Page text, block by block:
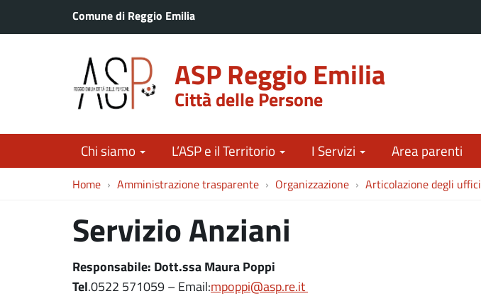
Comune di Reggio Emilia
ASP Reggio Emilia
Città delle Persone
Chi siamo L’ASP e il Territorio I Servizi Area parenti
Home Amministrazione trasparente Organizzazione Articolazione degli uffici
Servizio Anziani
Responsabile: Dott.ssa Maura Poppi
Tel.0522 571059 – Email:mpoppi@asp.re.it